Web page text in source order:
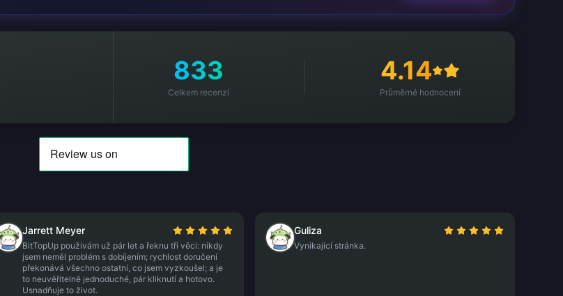
833
Celkem recenzí
4.14
Průměrné hodnocení
Jarrett Meyer
BitTopUp používám už pár let a řeknu tři věci: nikdy
jsem neměl problém s dobíjením; rychlost doručení
překonává všechno ostatní, co jsem vyzkoušel; a je
to neuvěřitelně jednoduché, pár kliknutí a hotovo.
Usnadňuje to život.
Guliza
Vynikající stránka.